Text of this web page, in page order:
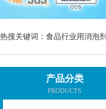
热搜关键词： 食品行业用消泡剂
产品分类
PRODUCTS